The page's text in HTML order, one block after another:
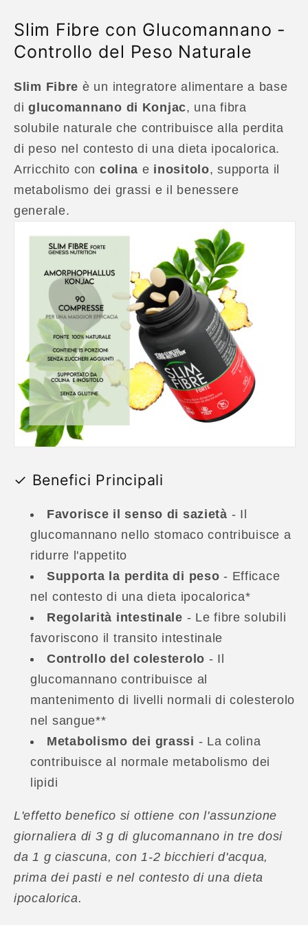
Slim Fibre con Glucomannano -
Controllo del Peso Naturale
Slim Fibre è un integratore alimentare a base
diglucomannano di Konjac, una fibra
solubile naturale che contribuisce alla perdita
di peso nel contesto di una dieta ipocalorica.
Arricchito con colina e inositolo, supporta il
metabolismo dei grassi e il benessere
generale.
✓ Benefici Principali
Favorisce il senso di sazietà - Il
glucomannano nello stomaco contribuisce a
ridurre l'appetito
Supporta la perdita di peso - Efficace
nel contesto di una dieta ipocalorica*
Regolarità intestinale - Le fibre solubili
favoriscono il transito intestinale
Controllo del colesterolo - Il
glucomannano contribuisce al
mantenimento di livelli normali di colesterolo
nel sangue**
Metabolismo dei grassi - La colina
contribuisce al normale metabolismo dei
lipidi
L'effetto benefico si ottiene con l'assunzione
giornaliera di 3 g di glucomannano in tre dosi
da 1 g ciascuna, con 1-2 bicchieri d'acqua,
prima dei pasti e nel contesto di una dieta
ipocalorica.